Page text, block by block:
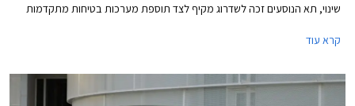
שינוי, תא הנוסעים זכה לשדרוג מקיף לצד תוספת מערכות בטיחות מתקדמות
וסמלים חדשים בגרסאות הביצועים S3 ו- RS3.
קרא עוד